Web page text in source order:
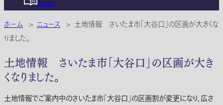
資料請求
ホーム > ニュース > 土地情報 さいたま市｢大谷口｣の区画が大きくな
りました。
土地情報 さいたま市｢大谷口｣の区画が大き
くなりました。
土地情報でご案内中のさいたま市｢大谷口｣の区画割が変更になり、広さ